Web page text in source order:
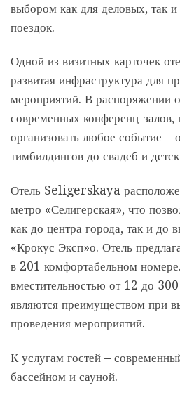
выбором как для деловых, так и
поездок.
Одной из визитных карточек
развитая инфраструктура для
мероприятий. В распоряжении
современных конференц-залов,
организовать любое событие –
тимбилдингов до свадеб и
Отель Seligerskaya
метро «Селигерская», что
как до центра города, так и до
«Крокус Эксп»о. Отель
в 201 комфортабельном
вместительностью от 12 до
являются преимуществом при
проведения мероприятий.
К услугам гостей –
бассейном и сауной.